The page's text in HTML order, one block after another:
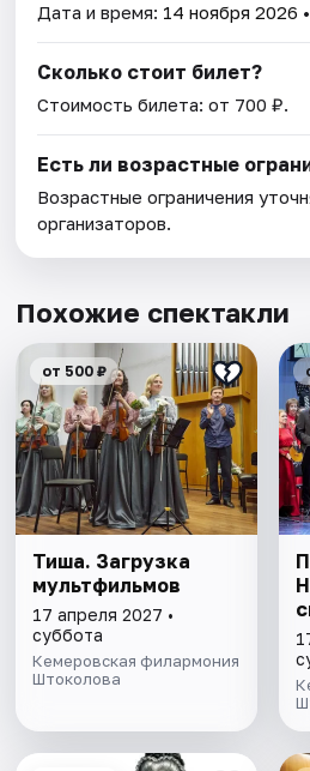
Дата и время: 14 ноября 2026
Сколько стоит билет?
Стоимость билета: от 700 ₽.
Есть ли возрастные
Возрастные ограничения
организаторов.
Похожие спектакли
от 500 ₽
Тиша. Загрузка
мультфильмов
17 апреля 2027 •
суббота
Кемеровская филармония
Штоколова